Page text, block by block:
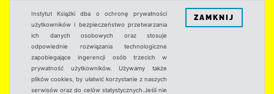
Instytut Książki dba o ochronę prywatności
użytkowników i bezpieczeństwo przetwarzania
ich danych osobowych oraz stosuje
odpowiednie rozwiązania technologiczne
zapobiegające ingerencji osób trzecich w
prywatność użytkowników. Używamy także
plików cookies, by ułatwić korzystanie z naszych
serwisów oraz do celów statystycznych.Jeśli nie
ZAMKNIJ